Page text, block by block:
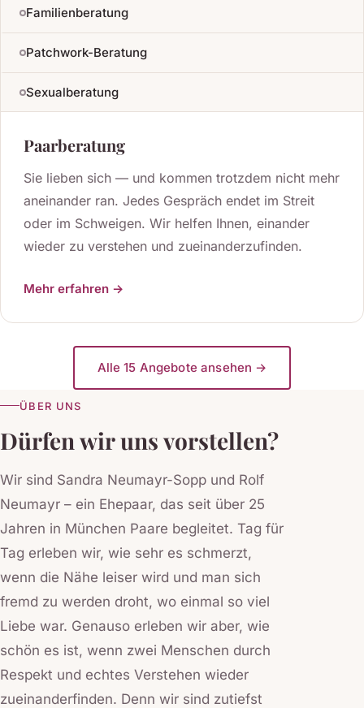
Familienberatung
Patchwork-Beratung
Sexualberatung
Paarberatung
Sie lieben sich — und kommen trotzdem nicht mehr
aneinander ran. Jedes Gespräch endet im Streit
oder im Schweigen. Wir helfen Ihnen, einander
wieder zu verstehen und zueinanderzufinden.
Mehr erfahren →
Alle 15 Angebote ansehen →
ÜBER UNS
Dürfen wir uns vorstellen?
Wir sind Sandra Neumayr-Sopp und Rolf
Neumayr – ein Ehepaar, das seit über 25
Jahren in München Paare begleitet. Tag für
Tag erleben wir, wie sehr es schmerzt,
wenn die Nähe leiser wird und man sich
fremd zu werden droht, wo einmal so viel
Liebe war. Genauso erleben wir aber, wie
schön es ist, wenn zwei Menschen durch
Respekt und echtes Verstehen wieder
zueinanderfinden. Denn wir sind zutiefst